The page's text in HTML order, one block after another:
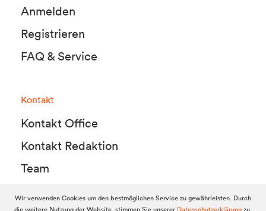
Anmelden
Registrieren
FAQ & Service
Kontakt
Kontakt Office
Kontakt Redaktion
Team
Wir verwenden Cookies um den bestmöglichen Service zu gewährleisten. Durch